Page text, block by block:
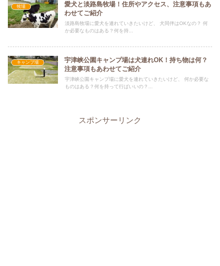
牧場
愛犬と淡路島牧場！住所やアクセス、注意事項もあ
わせてご紹介
淡路島牧場に愛犬を連れていきたいけど、 犬同伴はOKなの？ 何
か必要なものはある？何を持...
キャンプ場
宇津峡公園キャンプ場は犬連れOK！持ち物は何？
注意事項もあわせてご紹介
宇津峡公園キャンプ場に愛犬を連れていきたいけど、 何か必要な
ものはある？何を持って行ばいいの？...
スポンサーリンク